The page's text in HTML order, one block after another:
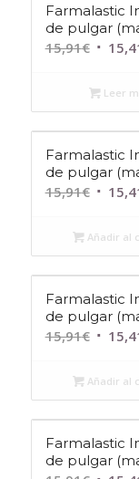
Farmalastic
de pulgar
15,91€ El
era:
Leer
Farmalastic
de pulgar
15,91€ El
era:
Añadir al
Farmalastic
de pulgar
15,91€ El
era:
Añadir al
Farmalastic
de pulgar